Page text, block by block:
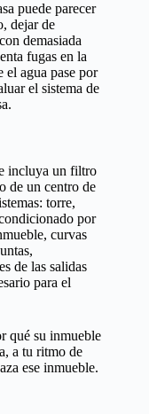
puede parecer
dejar de
demasiada
fugas en la
el agua pase por
el sistema de
incluya un filtro
de un centro de
torre,
por
curvas
de las salidas
para el
qué su inmueble
a tu ritmo de
ese inmueble.